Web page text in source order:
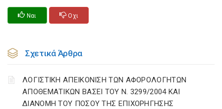
Ναι Οχι
Σχετικά Άρθρα
ΛΟΓΙΣΤΙΚΗ ΑΠΕΙΚΟΝΙΣΗ ΤΩΝ ΑΦΟΡΟΛΟΓΗΤΩΝ
ΑΠΟΘΕΜΑΤΙΚΩΝ ΒΑΣΕΙ ΤΟΥ N. 3299/2004 ΚΑΙ
ΔΙΑΝΟΜΗ ΤΟΥ ΠΟΣΟΥ ΤΗΣ ΕΠΙΧΟΡΗΓΗΣΗΣ